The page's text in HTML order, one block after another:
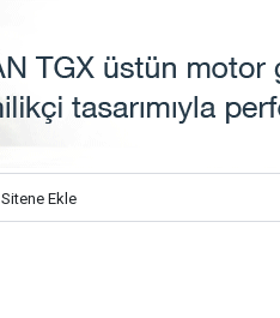
Sitene Ekle